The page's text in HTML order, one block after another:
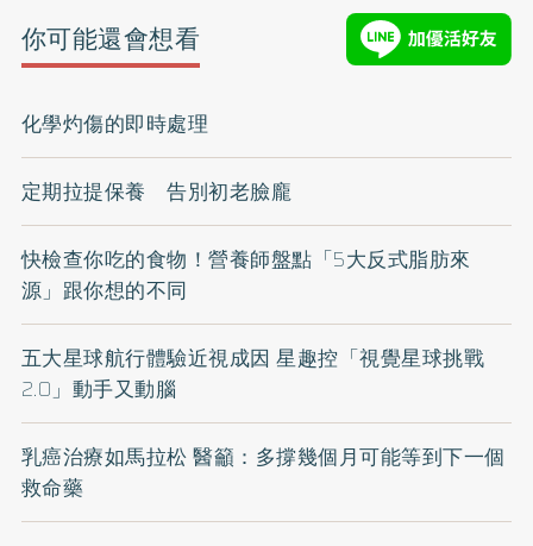
你可能還會想看
化學灼傷的即時處理
定期拉提保養 告別初老臉龐
快檢查你吃的食物！營養師盤點「5大反式脂肪來
源」跟你想的不同
五大星球航行體驗近視成因 星趣控「視覺星球挑戰
2.0」動手又動腦
乳癌治療如馬拉松 醫籲：多撐幾個月可能等到下一個
救命藥